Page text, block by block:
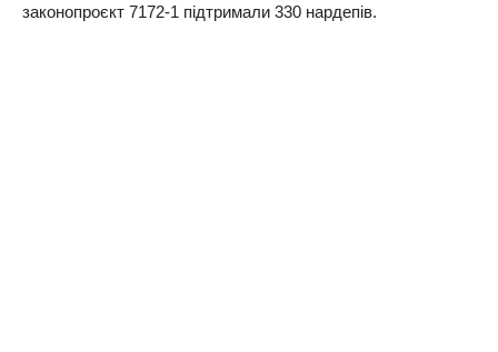
законопроєкт 7172-1 підтримали 330 нардепів.